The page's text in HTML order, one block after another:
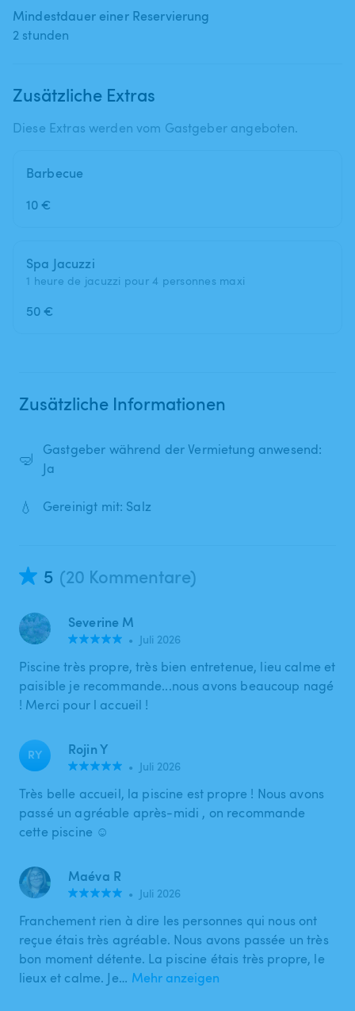
Mindestdauer einer Reservierung
2 stunden
Zusätzliche Extras
Diese Extras werden vom Gastgeber angeboten.
Barbecue
10 €
Spa Jacuzzi
1 heure de jacuzzi pour 4 personnes maxi
50 €
Zusätzliche Informationen
🤿
Gastgeber während der Vermietung anwesend:
Ja
💧 Gereinigt mit: Salz
5 (20 Kommentare)
Severine M
• Juli 2026
Piscine très propre, très bien entretenue, lieu calme et
paisible je recommande...nous avons beaucoup nagé
! Merci pour l accueil !
RY Rojin Y
• Juli 2026
Très belle accueil, la piscine est propre ! Nous avons
passé un agréable après-midi , on recommande
cette piscine ☺️
Maéva R
• Juli 2026
Franchement rien à dire les personnes qui nous ont
reçue étais très agréable. Nous avons passée un très
bon moment détente. La piscine étais très propre, le
lieux et calme. Je… Mehr anzeigen